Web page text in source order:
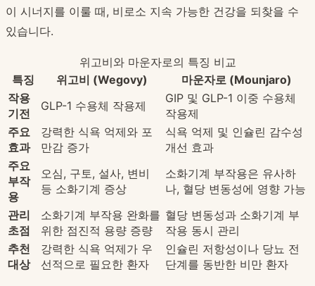
이 시너지를 이룰 때, 비로소 지속 가능한 건강을 되찾을 수
있습니다.
위고비와 마운자로의 특징 비교
특징
위고비 (Wegovy)
마운자로 (Mounjaro)
작용
기전
GLP-1 수용체 작용제
GIP 및 GLP-1 이중 수용체
작용제
주요
효과
강력한 식욕 억제와 포
만감 증가
식욕 억제 및 인슐린 감수성
개선 효과
주요
부작
용
오심, 구토, 설사, 변비
등 소화기계 증상
소화기계 부작용은 유사하
나, 혈당 변동성에 영향 가능
관리
초점
소화기계 부작용 완화를
위한 점진적 용량 증량
혈당 변동성과 소화기계 부
작용 동시 관리
추천
대상
강력한 식욕 억제가 우
선적으로 필요한 환자
인슐린 저항성이나 당뇨 전
단계를 동반한 비만 환자